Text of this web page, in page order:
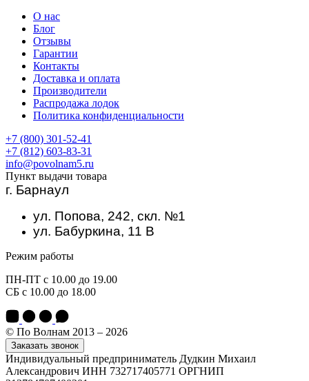
О нас
Блог
Отзывы
Гарантии
Контакты
Доставка и оплата
Производители
Распродажа лодок
Политика конфиденциальности
+7 (800) 301-52-41
+7 (812) 603-83-31
info@povolnam5.ru
Пункт выдачи товара
г. Барнаул
ул. Попова, 242, скл. №1
ул. Бабуркина, 11 В
Режим работы
ПН-ПТ с 10.00 до 19.00
СБ с 10.00 до 18.00
© По Волнам 2013 – 2026
Заказать звонок
Индивидуальный предприниматель Дудкин Михаил
Александрович ИНН 732717405771 ОРГНИП